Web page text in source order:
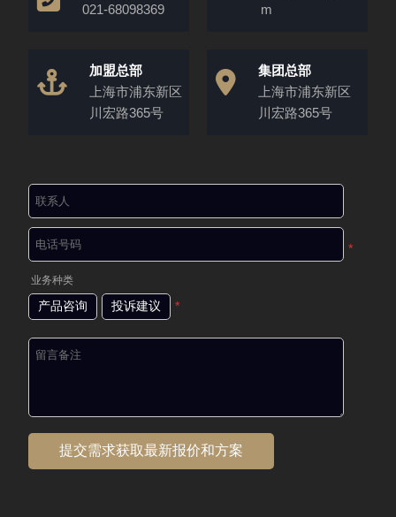
021-68098369
m
加盟总部
上海市浦东新区
川宏路365号
集团总部
上海市浦东新区
川宏路365号
*
业务种类
产品咨询 投诉建议 *